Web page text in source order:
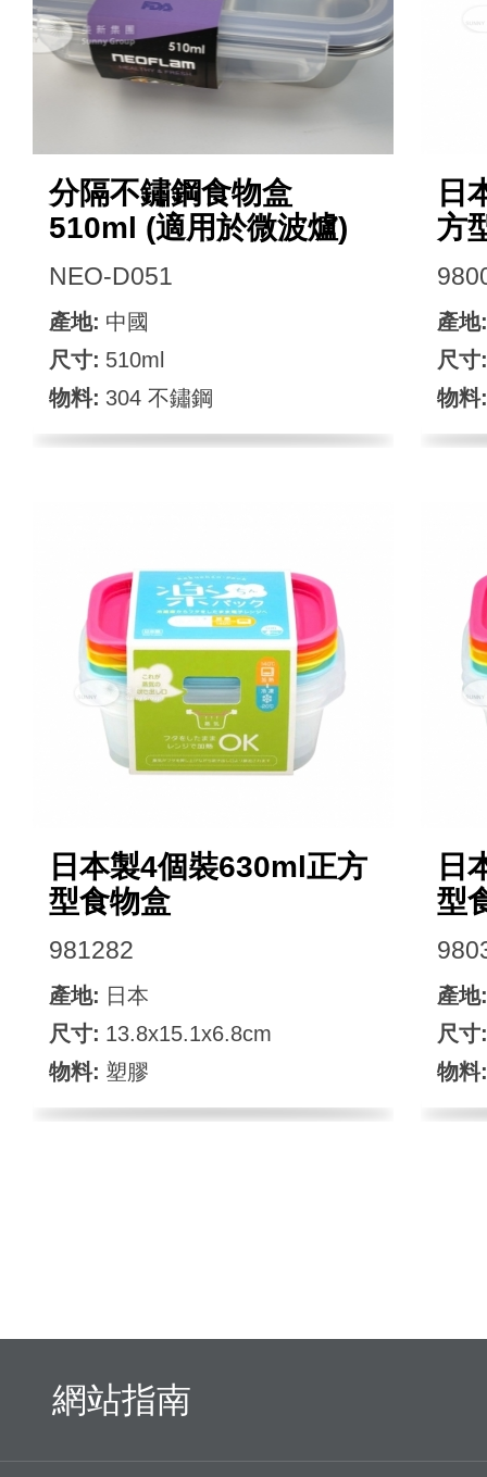
分隔不鏽鋼食物盒
510ml (適用於微波爐)
NEO-D051
產地: 中國
尺寸: 510ml
物料: 304 不鏽鋼
日
方
產地:
尺寸:
物料:
日本製4個裝630ml正方
型食物盒
981282
產地: 日本
尺寸: 13.8x15.1x6.8cm
物料: 塑膠
日
型
產地:
尺寸:
物料:
網站指南